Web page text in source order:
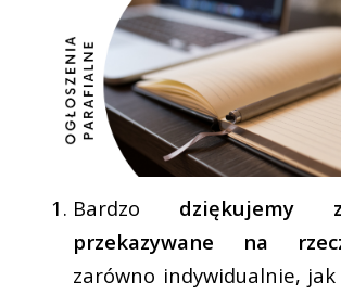
Bardzo dziękujemy
przekazywane na
zarówno indywidualnie,